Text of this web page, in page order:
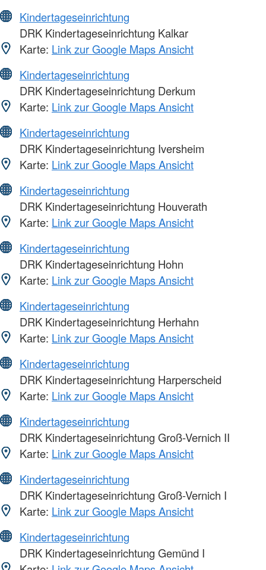
Kindertageseinrichtung
DRK Kindertageseinrichtung Kalkar
Karte: Link zur Google Maps Ansicht
Kindertageseinrichtung
DRK Kindertageseinrichtung Derkum
Karte: Link zur Google Maps Ansicht
Kindertageseinrichtung
DRK Kindertageseinrichtung Iversheim
Karte: Link zur Google Maps Ansicht
Kindertageseinrichtung
DRK Kindertageseinrichtung Houverath
Karte: Link zur Google Maps Ansicht
Kindertageseinrichtung
DRK Kindertageseinrichtung Hohn
Karte: Link zur Google Maps Ansicht
Kindertageseinrichtung
DRK Kindertageseinrichtung Herhahn
Karte: Link zur Google Maps Ansicht
Kindertageseinrichtung
DRK Kindertageseinrichtung Harperscheid
Karte: Link zur Google Maps Ansicht
Kindertageseinrichtung
DRK Kindertageseinrichtung Groß-Vernich II
Karte: Link zur Google Maps Ansicht
Kindertageseinrichtung
DRK Kindertageseinrichtung Groß-Vernich I
Karte: Link zur Google Maps Ansicht
Kindertageseinrichtung
DRK Kindertageseinrichtung Gemünd I